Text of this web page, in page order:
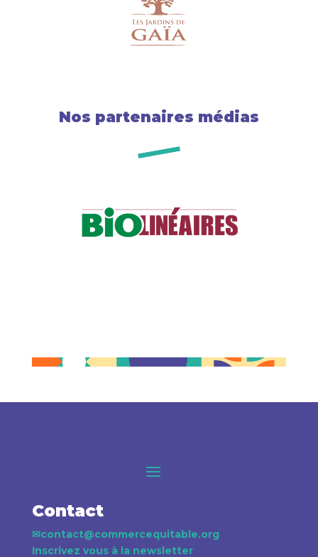
Nos partenaires médias
Contact
✉contact@commercequitable.org
Inscrivez vous à la newsletter